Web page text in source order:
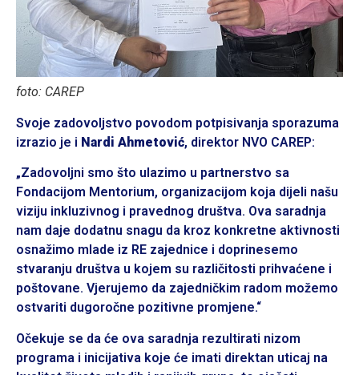
foto: CAREP
Svoje zadovoljstvo povodom potpisivanja sporazuma
izrazio je i Nardi Ahmetović, direktor NVO CAREP:
„Zadovoljni smo što ulazimo u partnerstvo sa
Fondacijom Mentorium, organizacijom koja dijeli našu
viziju inkluzivnog i pravednog društva. Ova saradnja
nam daje dodatnu snagu da kroz konkretne aktivnosti
osnažimo mlade iz RE zajednice i doprinesemo
stvaranju društva u kojem su različitosti prihvaćene i
poštovane. Vjerujemo da zajedničkim radom možemo
ostvariti dugoročne pozitivne promjene.“
Očekuje se da će ova saradnja rezultirati nizom
programa i inicijativa koje će imati direktan uticaj na